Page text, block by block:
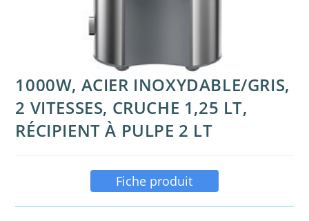
1000W, ACIER INOXYDABLE/GRIS,
2 VITESSES, CRUCHE 1,25 LT,
RÉCIPIENT À PULPE 2 LT
Fiche produit